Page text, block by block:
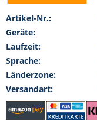
Artikel-Nr.:
Geräte:
Laufzeit:
Sprache:
Länderzone:
Versandart: